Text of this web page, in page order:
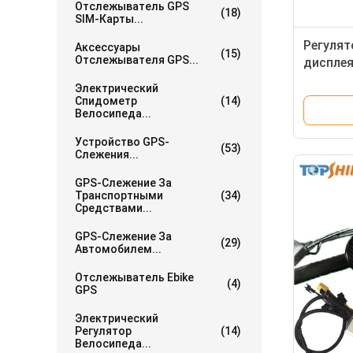
Отслежыватель GPS
SIM-Карты...
(18)
Аксессуары
Отслежывателя GPS...
(15)
Электрический
Спидометр
Велосипеда...
(14)
Устройство GPS-
Слежения...
(53)
GPS-Слежение За
Транспортными
Средствами...
(34)
GPS-Слежение За
Автомобилем...
(29)
Отслежыватель Ebike
GPS
(4)
Электрический
Регулятор
Велосипеда...
(14)
E-